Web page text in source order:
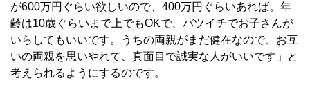
が600万円ぐらい欲しいので、400万円ぐらいあれば。年
齢は10歳ぐらいまで上でもOKで、バツイチでお子さんが
いらしてもいいです。うちの両親がまだ健在なので、お互
いの両親を思いやれて、真面目で誠実な人がいいです」と
考えられるようにするのです。